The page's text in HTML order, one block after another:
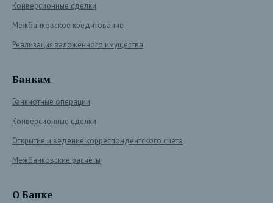
Конверсионные сделки
Межбанковское кредитование
Реализация заложенного имущества
Банкам
Банкнотные операции
Конверсионные сделки
Открытие и ведение корреспондентского счета
Межбанковские расчеты
О Банке